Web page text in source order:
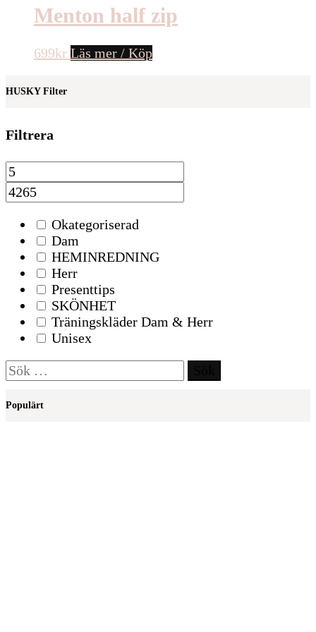
Menton half zip
699kr Läs mer / Köp
HUSKY Filter
Filtrera
Okategoriserad
Dam
HEMINREDNING
Herr
Presenttips
SKÖNHET
Träningskläder Dam & Herr
Unisex
Sök
efter:
Populärt